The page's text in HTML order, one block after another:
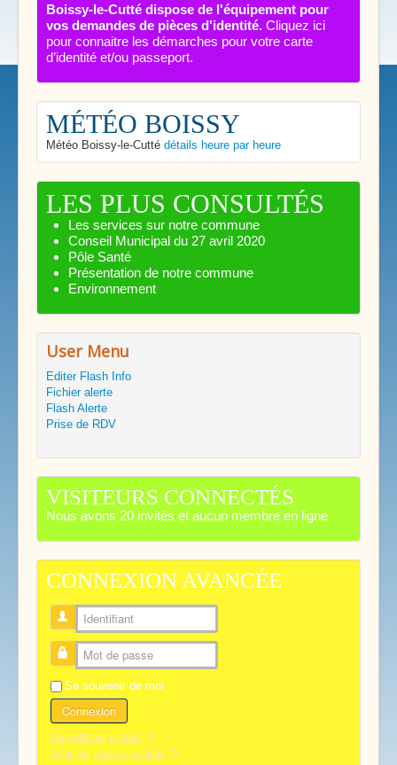
Boissy-le-Cutté dispose de l'équipement pour
vos demandes de pièces d'identité. Cliquez ici
pour connaitre les démarches pour votre carte
d’identité et/ou passeport.
MÉTÉO BOISSY
Météo Boissy-le-Cutté détails heure par heure
LES PLUS CONSULTÉS
Les services sur notre commune
Conseil Municipal du 27 avril 2020
Pôle Santé
Présentation de notre commune
Environnement
User Menu
Editer Flash Info
Fichier alerte
Flash Alerte
Prise de RDV
VISITEURS CONNECTÉS
Nous avons 20 invités et aucun membre en ligne
CONNEXION AVANCÉE
Identifiant
Mot de passe
Se souvenir de moi
Connexion
Identifiant oublié ?
Mot de passe oublié ?